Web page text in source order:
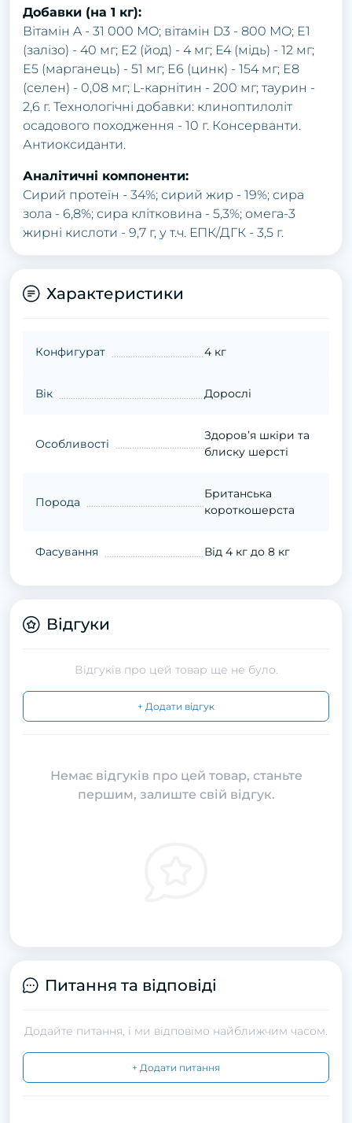
Добавки (на 1 кг):
Вітамін A - 31 000 MO; вітамін D3 - 800 MO; E1
(залiзо) - 40 мг; E2 (йод) - 4 мг; E4 (мiдь) - 12 мг;
E5 (марганець) - 51 мг; E6 (цинк) - 154 мг; E8
(селен) - 0,08 мг; L-карнітин - 200 мг; таурин -
2,6 г. Технологічні добавки: клиноптилоліт
осадового походження - 10 г. Консерванти.
Антиоксиданти.
Аналітичні компоненти:
Сирий протеїн - 34%; сирий жир - 19%; сира
зола - 6,8%; сира клітковина - 5,3%; омега-3
жирні кислоти - 9,7 г, у т.ч. ЕПК/ДГК - 3,5 г.
Характеристики
Конфигурат 4 кг
Вік Дорослі
Особливості
Здоров’я шкіри та
блиску шерсті
Порода
Британська
короткошерста
Фасування Від 4 кг до 8 кг
Відгуки
Відгуків про цей товар ще не було.
+ Додати відгук
Немає відгуків про цей товар, станьте
першим, залиште свій відгук.
Питання та відповіді
Додайте питання, і ми відповімо найближчим часом.
+ Додати питання